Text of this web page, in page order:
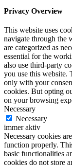
Privacy Overview
This website uses
navigate through the
are categorized as
essential for the
also use third-party
you use this website.
only with your
cookies. But opting
on your browsing
Necessary
Necessary
immer aktiv
Necessary cookies
function properly.
basic functionalities
cookies do not store